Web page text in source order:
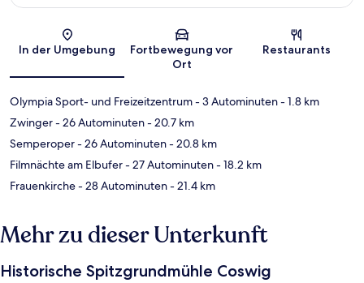
Karte
In der Umgebung
Fortbewegung vor
Ort
Restaurants
Olympia Sport- und Freizeitzentrum- 3 Autominuten- 1.8 km
Zwinger- 26 Autominuten- 20.7 km
Semperoper- 26 Autominuten- 20.8 km
Filmnächte am Elbufer- 27 Autominuten- 18.2 km
Frauenkirche- 28 Autominuten- 21.4 km
Mehr zu dieser Unterkunft
Historische Spitzgrundmühle Coswig